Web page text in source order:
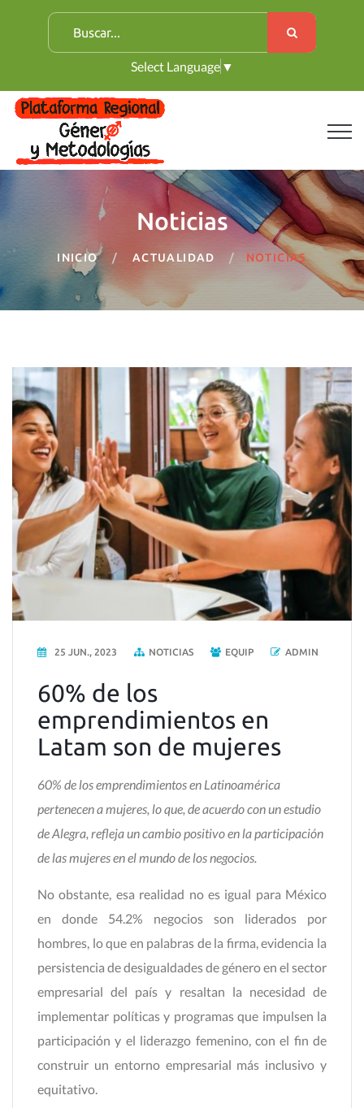
B
u
c
a
r
:
Select Language ▼
Noticias
INICIO ACTUALIDAD NOTICIAS
25 JUN., 2023 NOTICIAS EQUIP ADMIN
60% de los
emprendimientos en
Latam son de mujeres
60% de los emprendimientos en Latinoamérica
pertenecen a mujeres, lo que, de acuerdo con un estudio
de Alegra, refleja un cambio positivo en la participación
de las mujeres en el mundo de los negocios.
No obstante, esa realidad no es igual para México
en donde 54.2% negocios son liderados por
hombres, lo que en palabras de la firma, evidencia la
persistencia de desigualdades de género en el sector
empresarial del país y resaltan la necesidad de
implementar políticas y programas que impulsen la
participación y el liderazgo femenino, con el fin de
construir un entorno empresarial más inclusivo y
equitativo.